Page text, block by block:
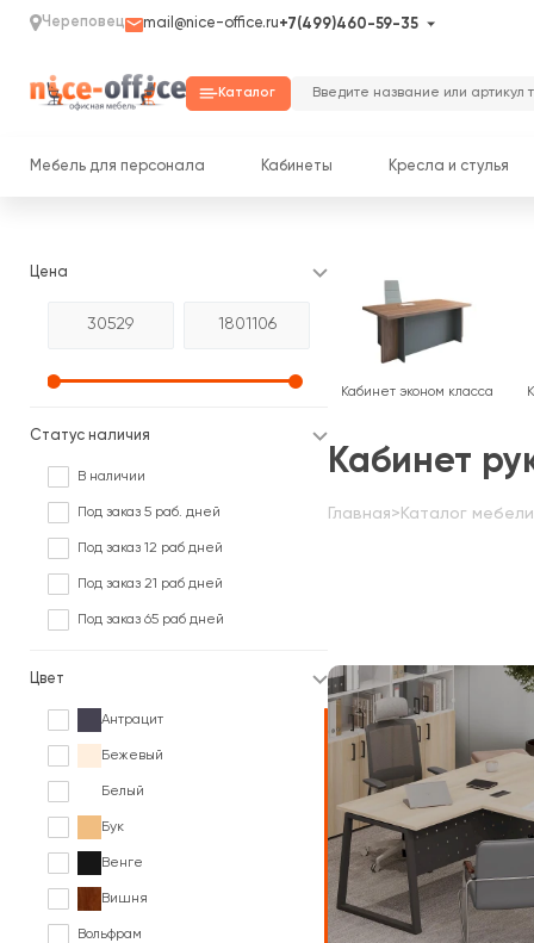
Череповец mail@nice-office.ru+7(499)460-59-35
Каталог
Мебель для персонала Кабинеты Кресла и стулья
Цена
Статус наличия
В наличии
Под заказ 5 раб. дней
Под заказ 12 раб дней
Под заказ 21 раб дней
Под заказ 65 раб дней
Цвет
Антрацит
Бежевый
Белый
Бук
Венге
Вишня
Вольфрам
Кабинет
Главная> Каталог мебели
Кабинет эконом класса